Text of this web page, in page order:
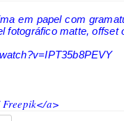
em papel com
fotográfico matte, offset
a>